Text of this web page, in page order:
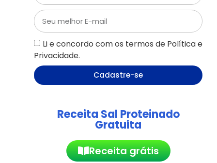
Li e concordo com os termos de Política e
Privacidade.
Cadastre-se
Receita Sal Proteinado
Gratuita
Receita grátis